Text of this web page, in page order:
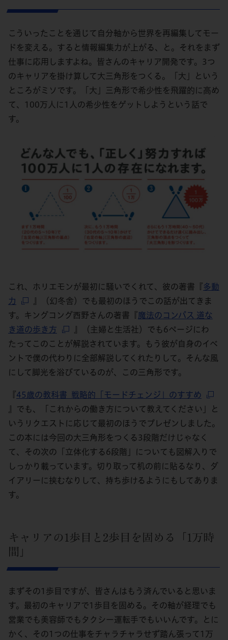
こういったことを通じて自分軸から世界を再編集してモー
ドを変える。すると情報編集力が上がる、と。それをまず
仕事に応用しますよね。皆さんのキャリア開発です。3つ
のキャリアを掛け算して大三角形をつくる。「大」という
ところがミソです。「大」三角形で希少性を飛躍的に高め
て、100万人に1人の希少性をゲットしようという話で
す。
これ、ホリエモンが最初に騒いでくれて、彼の著書『多動
力
』（幻冬舎）でも最初のほうでこの話が出てきま
す。キングコング西野さんの著書『 魔法のコンパス 道な
き道の歩き方
』（主婦と生活社）でも6ページにわ
たってこのことが解説されています。もう彼が自身のイベ
ントで僕の代わりに全部解説してくれたりして。そんな風
にして脚光を浴びているのが、この三角形です。
『45歳の教科書 戦略的「モードチェンジ」のすすめ
』でも、「これからの働き方について教えてください」と
いうリクエストに応じて最初のほうでプレゼンしました。
この本には今回の大三角形をつくる3段階だけじゃなく
て、その次の「立体化する6段階」についても図解入りで
しっかり載っています。切り取って机の前に貼るなり、ダ
イアリーに挟むなりして、持ち歩けるようにもしてありま
す。
キャリアの1歩目と2歩目を固める「1万時
間」
まずその1歩目ですが、皆さんはもう済んでいると思いま
す。最初のキャリアで1歩目を固める。その軸が経理でも
営業でも美容師でもタクシー運転手でもいいんです。とに
かく、その1つの仕事をチャラチャラせず踏ん張って1万